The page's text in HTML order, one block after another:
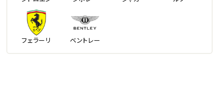
フェラーリ ベントレー